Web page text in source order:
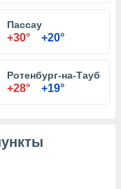
Пассау
+30° +20°
Ротенбург-на-Таубере
+28° +19°